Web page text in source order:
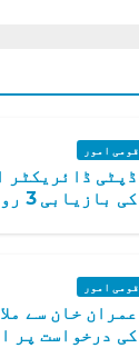
قومی امور
ڈپٹی ڈائریکٹر
کی بازیابی 3 روز کی مہلت
قومی امور
عمران خان سے
کی درخواست پر